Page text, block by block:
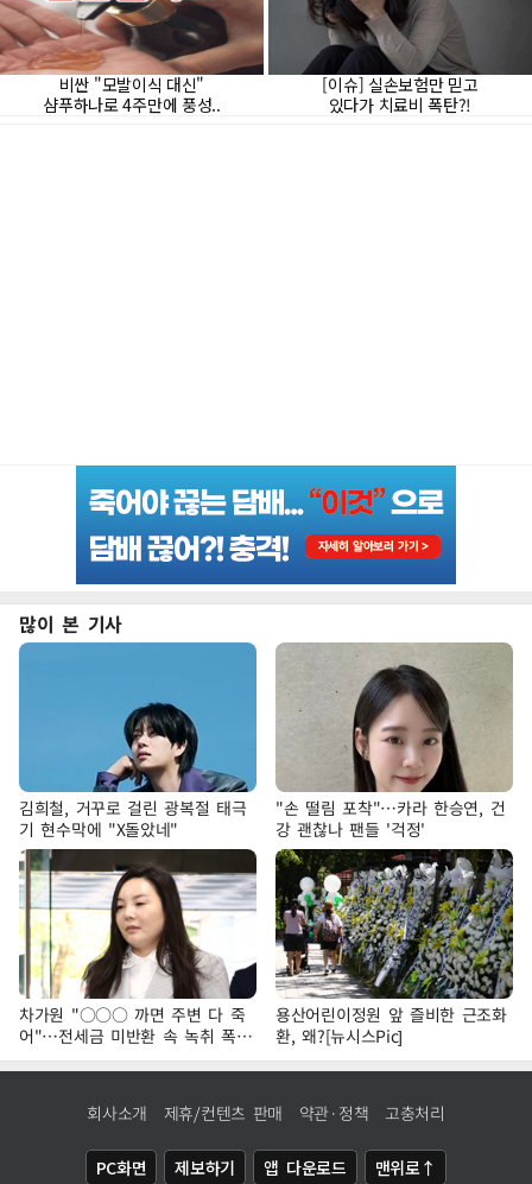
많이 본 기사
김희철, 거꾸로 걸린 광복절 태극
기 현수막에 "X돌았네"
"손 떨림 포착"…카라 한승연, 건
강 괜찮나 팬들 '걱정'
차가원 "○○○ 까면 주변 다 죽
어"…전세금 미반환 속 녹취 폭로
파장
용산어린이정원 앞 즐비한 근조화
환, 왜?[뉴시스Pic]
회사소개 제휴/컨텐츠 판매 약관·정책 고충처리
PC화면 제보하기 앱 다운로드 맨위로↑